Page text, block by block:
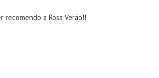
recomendo a Rosa Verão!!